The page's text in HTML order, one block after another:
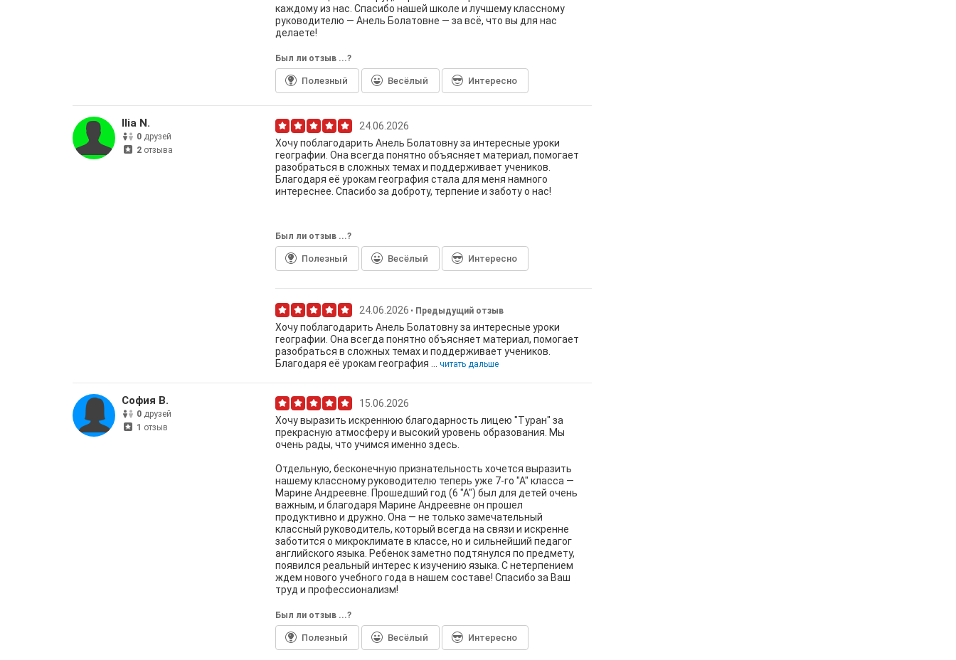
каждому из нас. Спасибо нашей школе и лучшему классному
руководителю — Анель Болатовне — за всё, что вы для нас
делаете!
Был ли отзыв ...?
Полезный Весёлый Интересно
Ilia N.
0 друзей
2 отзыва
24.06.2026
Хочу поблагодарить Анель Болатовну за интересные уроки
географии. Она всегда понятно объясняет материал, помогает
разобраться в сложных темах и поддерживает учеников.
Благодаря её урокам география стала для меня намного
интереснее. Спасибо за доброту, терпение и заботу о нас!
Был ли отзыв ...?
Полезный Весёлый Интересно
24.06.2026 Предыдущий отзыв
Хочу поблагодарить Анель Болатовну за интересные уроки
географии. Она всегда понятно объясняет материал, помогает
разобраться в сложных темах и поддерживает учеников.
Благодаря её урокам география ... читать дальше
София В.
0 друзей
1 отзыв
15.06.2026
Хочу выразить искреннюю благодарность лицею "Туран" за
прекрасную атмосферу и высокий уровень образования. Мы
очень рады, что учимся именно здесь.
Отдельную, бесконечную признательность хочется выразить
нашему классному руководителю теперь уже 7-го "А" класса —
Марине Андреевне. Прошедший год (6 "А") был для детей очень
важным, и благодаря Марине Андреевне он прошел
продуктивно и дружно. Она — не только замечательный
классный руководитель, который всегда на связи и искренне
заботится о микроклимате в классе, но и сильнейший педагог
английского языка. Ребенок заметно подтянулся по предмету,
появился реальный интерес к изучению языка. С нетерпением
ждем нового учебного года в нашем составе! Спасибо за Ваш
труд и профессионализм!
Был ли отзыв ...?
Полезный Весёлый Интересно